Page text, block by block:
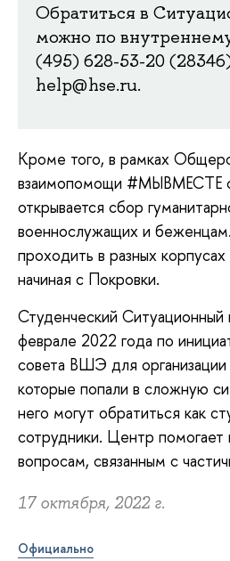
Обратиться в
можно по
(495) 628-53-20
help@hse.ru.
Кроме того, в рамках
взаимопомощи #МЫВМЕСТЕ
открывается сбор
военнослужащих и
проходить в разных корпусах
начиная с Покровки.
Студенческий Ситуационный
феврале 2022 года по
совета ВШЭ для
которые попали в сложную
него могут обратиться как
сотрудники. Центр помогает
вопросам, связанным с
17 октября, 2022 г.
Официально